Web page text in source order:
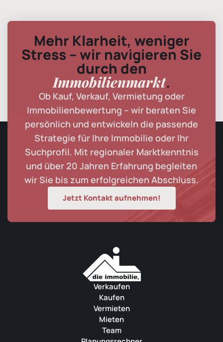
Mehr Klarheit, weniger
Stress – wir navigieren Sie
durch den
Immobilienmarkt.
Ob Kauf, Verkauf, Vermietung oder
Immobilienbewertung – wir beraten Sie
persönlich und entwickeln die passende
Strategie für Ihre Immobilie oder Ihr
Suchprofil. Mit regionaler Marktkenntnis
und über 20 Jahren Erfahrung begleiten
wir Sie bis zum erfolgreichen Abschluss.
Jetzt Kontakt aufnehmen!
Verkaufen
Kaufen
Vermieten
Mieten
Team